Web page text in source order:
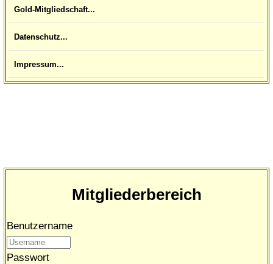
Gold-Mitgliedschaft...
Datenschutz...
Impressum...
Mitgliederbereich
Benutzername
Passwort